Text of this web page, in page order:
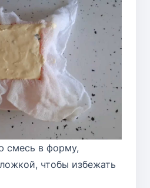
смесь в форму,
чтобы избежать